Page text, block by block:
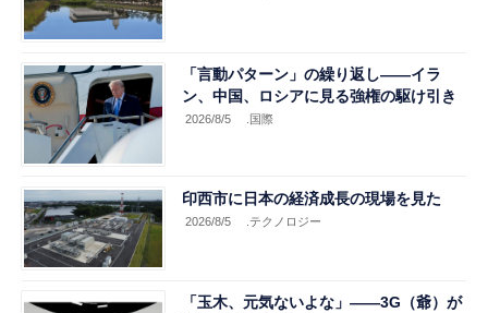
「言動パターン」の繰り返し――イラ
ン、中国、ロシアに見る強権の駆け引き
2026/8/5 .国際
印西市に日本の経済成長の現場を見た
2026/8/5 .テクノロジー
「玉木、元気ないよな」――3G（爺）が